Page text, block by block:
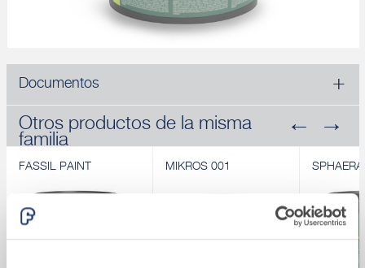
Documentos
Otros productos de la misma
familia
FASSIL PAINT MIKROS 001